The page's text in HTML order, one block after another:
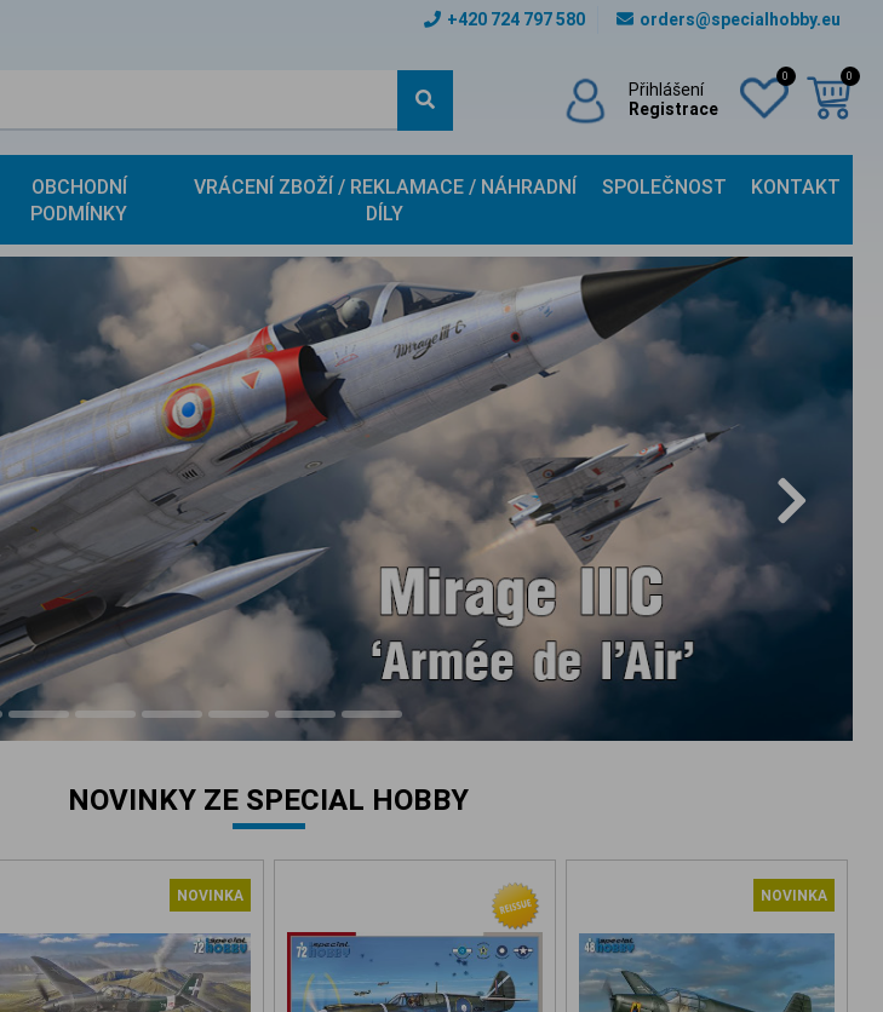
orders@specialhobby.eu
+420 724 797 580
Přihlášení
Registrace
0 0
OBCHODNÍ
PODMÍNKY
VRÁCENÍ ZBOŽÍ / REKLAMACE / NÁHRADNÍ
DÍLY
SPOLEČNOST KONTAKT
NOVINKY ZE SPECIAL HOBBY
NOVINKA NOVINKA